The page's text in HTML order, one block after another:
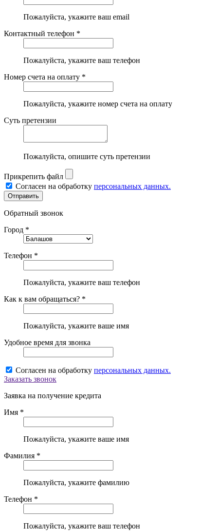
Пожалуйста, укажите ваш email
Контактный телефон *
Пожалуйста, укажите ваш телефон
Номер счета на оплату *
Пожалуйста, укажите номер счета на оплату
Суть претензии
Пожалуйста, опишите суть претензии
Прикрепить файл
Согласен на обработку персональных данных.
Обратный звонок
Город *
Телефон *
Пожалуйста, укажите ваш телефон
Как к вам обращаться? *
Пожалуйста, укажите ваше имя
Удобное время для звонка
Согласен на обработку персональных данных.
Заказать звонок
Заявка на получение кредита
Имя *
Пожалуйста, укажите ваше имя
Фамилия *
Пожалуйста, укажите фамилию
Телефон *
Пожалуйста, укажите ваш телефон